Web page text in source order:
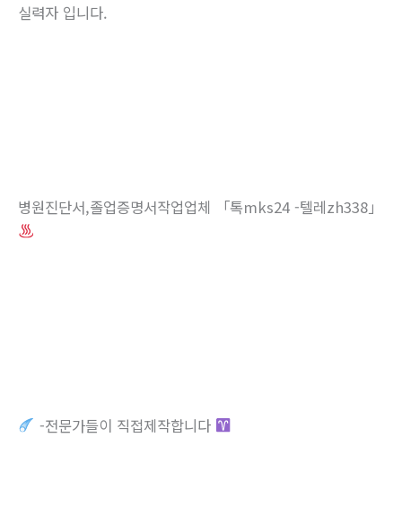
실력자 입니다.
병원진단서,졸업증명서작업업체 「톡mks24 -텔레zh338」
-전문가들이 직접제작합니다